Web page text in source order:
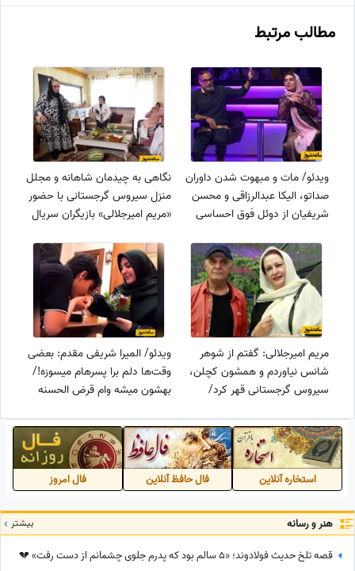
مطالب مرتبط
ویدئو/ مات و مبهوت شدن داوران
صداتو، الیکا عبدالرزاقی و محسن
شریفیان از دوئل فوق احساسی
جوان از آهنگ «باران می‌بارد
امشب»
نگاهی به چیدمان شاهانه و مجلل
منزل سیروس گرجستانی با حضور
«مریم امیرجلالی» بازیگران سریال
سلطنتی و مدرن تا لوسترهای
اعیانی و فرش اصیل ایرانی
مریم امیرجلالی: گفتم از شوهر
شانس نیاوردم و همشون کچلن،
سیروس گرجستانی قهر کرد/
ویدئو/ المیرا شریفی مقدم: بعضی
وقت‌ها دلم برا پسرهام میسوزه!/
بهشون میشه وام قرض الحسنه
استخاره آنلاین فال حافظ آنلاین فال امروز
هنر و رسانه بیشتر
قصه تلخ حدیث فولادوند؛ «5 سالم بود که پدرم جلوی چشمانم از دست رفت» 💔